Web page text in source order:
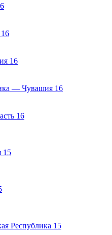
16
16
— Чувашия 16
16
15
Республика 15